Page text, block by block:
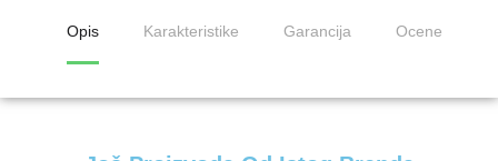
Opis Karakteristike Garancija Ocene